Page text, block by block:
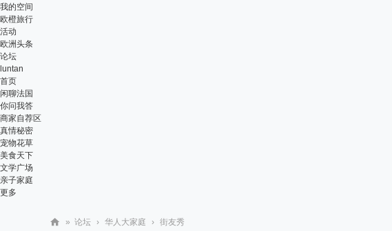
我的空间
欧橙旅行
活动
欧洲头条
论坛
luntan
首页
闲聊法国
你问我答
商家自荐区
真情秘密
宠物花草
美食天下
文学广场
亲子家庭
更多
» 论坛 › 华人大家庭 › 街友秀